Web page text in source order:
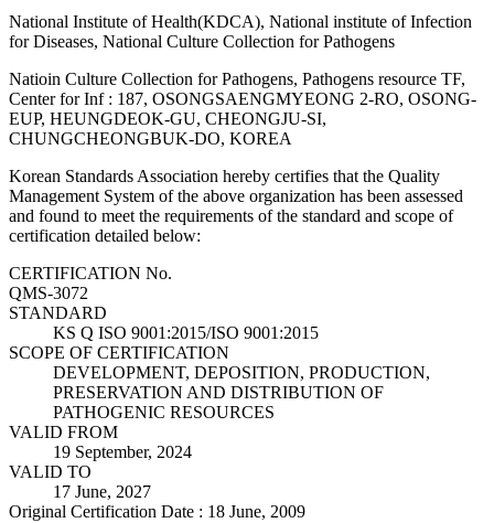
National Institute of Health(KDCA), National institute of Infection
for Diseases, National Culture Collection for Pathogens
Natioin Culture Collection for Pathogens, Pathogens resource TF,
Center for Inf : 187, OSONGSAENGMYEONG 2-RO, OSONG-
EUP, HEUNGDEOK-GU, CHEONGJU-SI,
CHUNGCHEONGBUK-DO, KOREA
Korean Standards Association hereby certifies that the Quality
Management System of the above organization has been assessed
and found to meet the requirements of the standard and scope of
certification detailed below:
CERTIFICATION No.
QMS-3072
STANDARD
KS Q ISO 9001:2015/ISO 9001:2015
SCOPE OF CERTIFICATION
DEVELOPMENT, DEPOSITION, PRODUCTION,
PRESERVATION AND DISTRIBUTION OF
PATHOGENIC RESOURCES
VALID FROM
19 September, 2024
VALID TO
17 June, 2027
Original Certification Date : 18 June, 2009